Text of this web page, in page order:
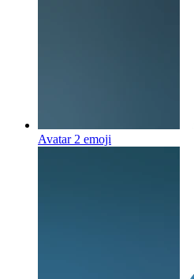
Avatar 2 emoji